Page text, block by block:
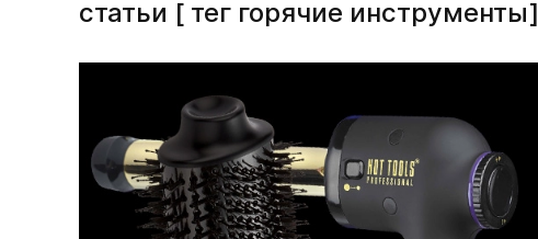
статьи [ тег горячие инструменты]